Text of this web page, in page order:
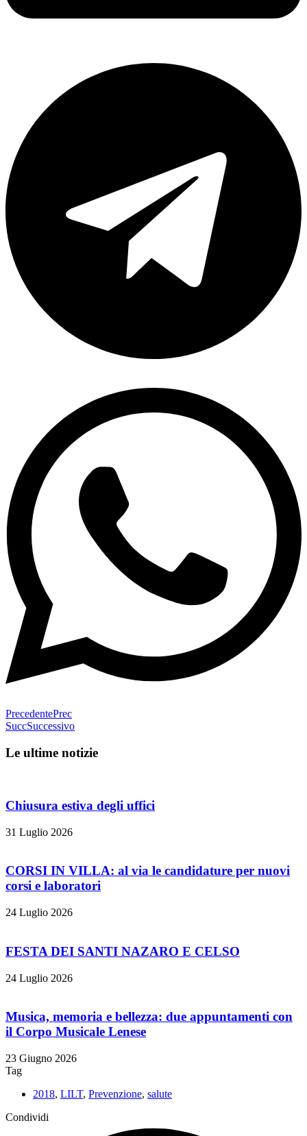
PrecedentePrec
SuccSuccessivo
Le ultime notizie
Chiusura estiva degli uffici
31 Luglio 2026
CORSI IN VILLA: al via le candidature per nuovi
corsi e laboratori
24 Luglio 2026
FESTA DEI SANTI NAZARO E CELSO
24 Luglio 2026
Musica, memoria e bellezza: due appuntamenti con
il Corpo Musicale Lenese
23 Giugno 2026
Tag
2018, LILT, Prevenzione, salute
Condividi